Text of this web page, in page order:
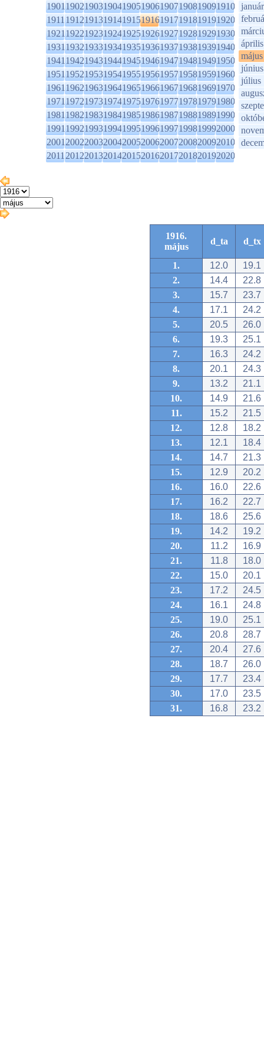
1901190219031904190519061907190819091910
1911191219131914191519161917191819191920
1921192219231924192519261927192819291930
1931193219331934193519361937193819391940
1941194219431944194519461947194819491950
1951195219531954195519561957195819591960
1961196219631964196519661967196819691970
1971197219731974197519761977197819791980
1981198219831984198519861987198819891990
1991199219931994199519961997199819992000
2001200220032004200520062007200820092010
2011201220132014201520162017201820192020
január
április
május
június
július
1916.
május
d_ta d_tx
1. 12.0
19.1
2.
14.4
22.8
3.
15.7
23.7
4.
17.1
24.2
5.
20.5
26.0
6.
19.3
25.1
7.
16.3
24.2
8.
20.1
24.3
9.
13.2
21.1
10.
14.9
21.6
11.
15.2
21.5
12.
12.8
18.2
13.
12.1
18.4
14.
14.7
21.3
15.
12.9
20.2
16.
16.0
22.6
17.
16.2
22.7
18.
18.6
25.6
19.
14.2
19.2
20.
11.2
16.9
21.
11.8
18.0
22.
15.0
20.1
23.
17.2
24.5
24.
16.1
24.8
25.
19.0
25.1
26.
20.8
28.7
27.
20.4
27.6
28.
18.7
26.0
29.
17.7
23.4
30.
17.0
23.5
31.
16.8 23.2